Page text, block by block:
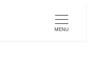
MENU